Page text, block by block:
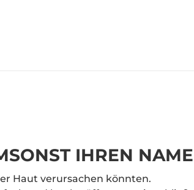
IHREN
Haut verursachen könnten.